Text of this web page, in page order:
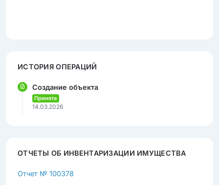
ИСТОРИЯ ОПЕРАЦИЙ
Создание объекта
Принята
14.03.2026
ОТЧЕТЫ ОБ ИНВЕНТАРИЗАЦИИ ИМУЩЕСТВА
Отчет № 100378